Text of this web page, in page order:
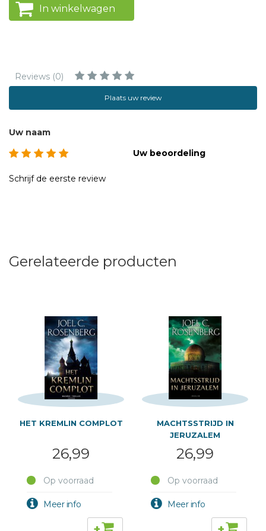
In winkelwagen
Reviews (0)
Plaats uw review
Uw naam
Uw beoordeling
Schrijf de eerste review
Gerelateerde producten
HET KREMLIN COMPLOT
26,99
Op voorraad
MACHTSSTRIJD IN
JERUZALEM
26,99
Op voorraad